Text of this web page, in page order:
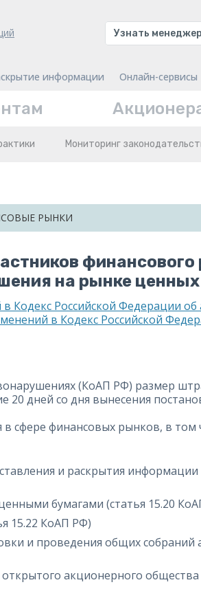
Узнать
информации Онлайн-сервисы
Мониторинг
РЫНКИ
на рынке ценных
Кодекс Российской Федерации
в Кодекс Российской
(КоАП РФ) размер
20 дней со дня вынесения
сфере финансовых рынков, в том
и раскрытия
бумагами (статья 15.20
15.22 КоАП РФ)
и проведения общих собраний
акционерного общества